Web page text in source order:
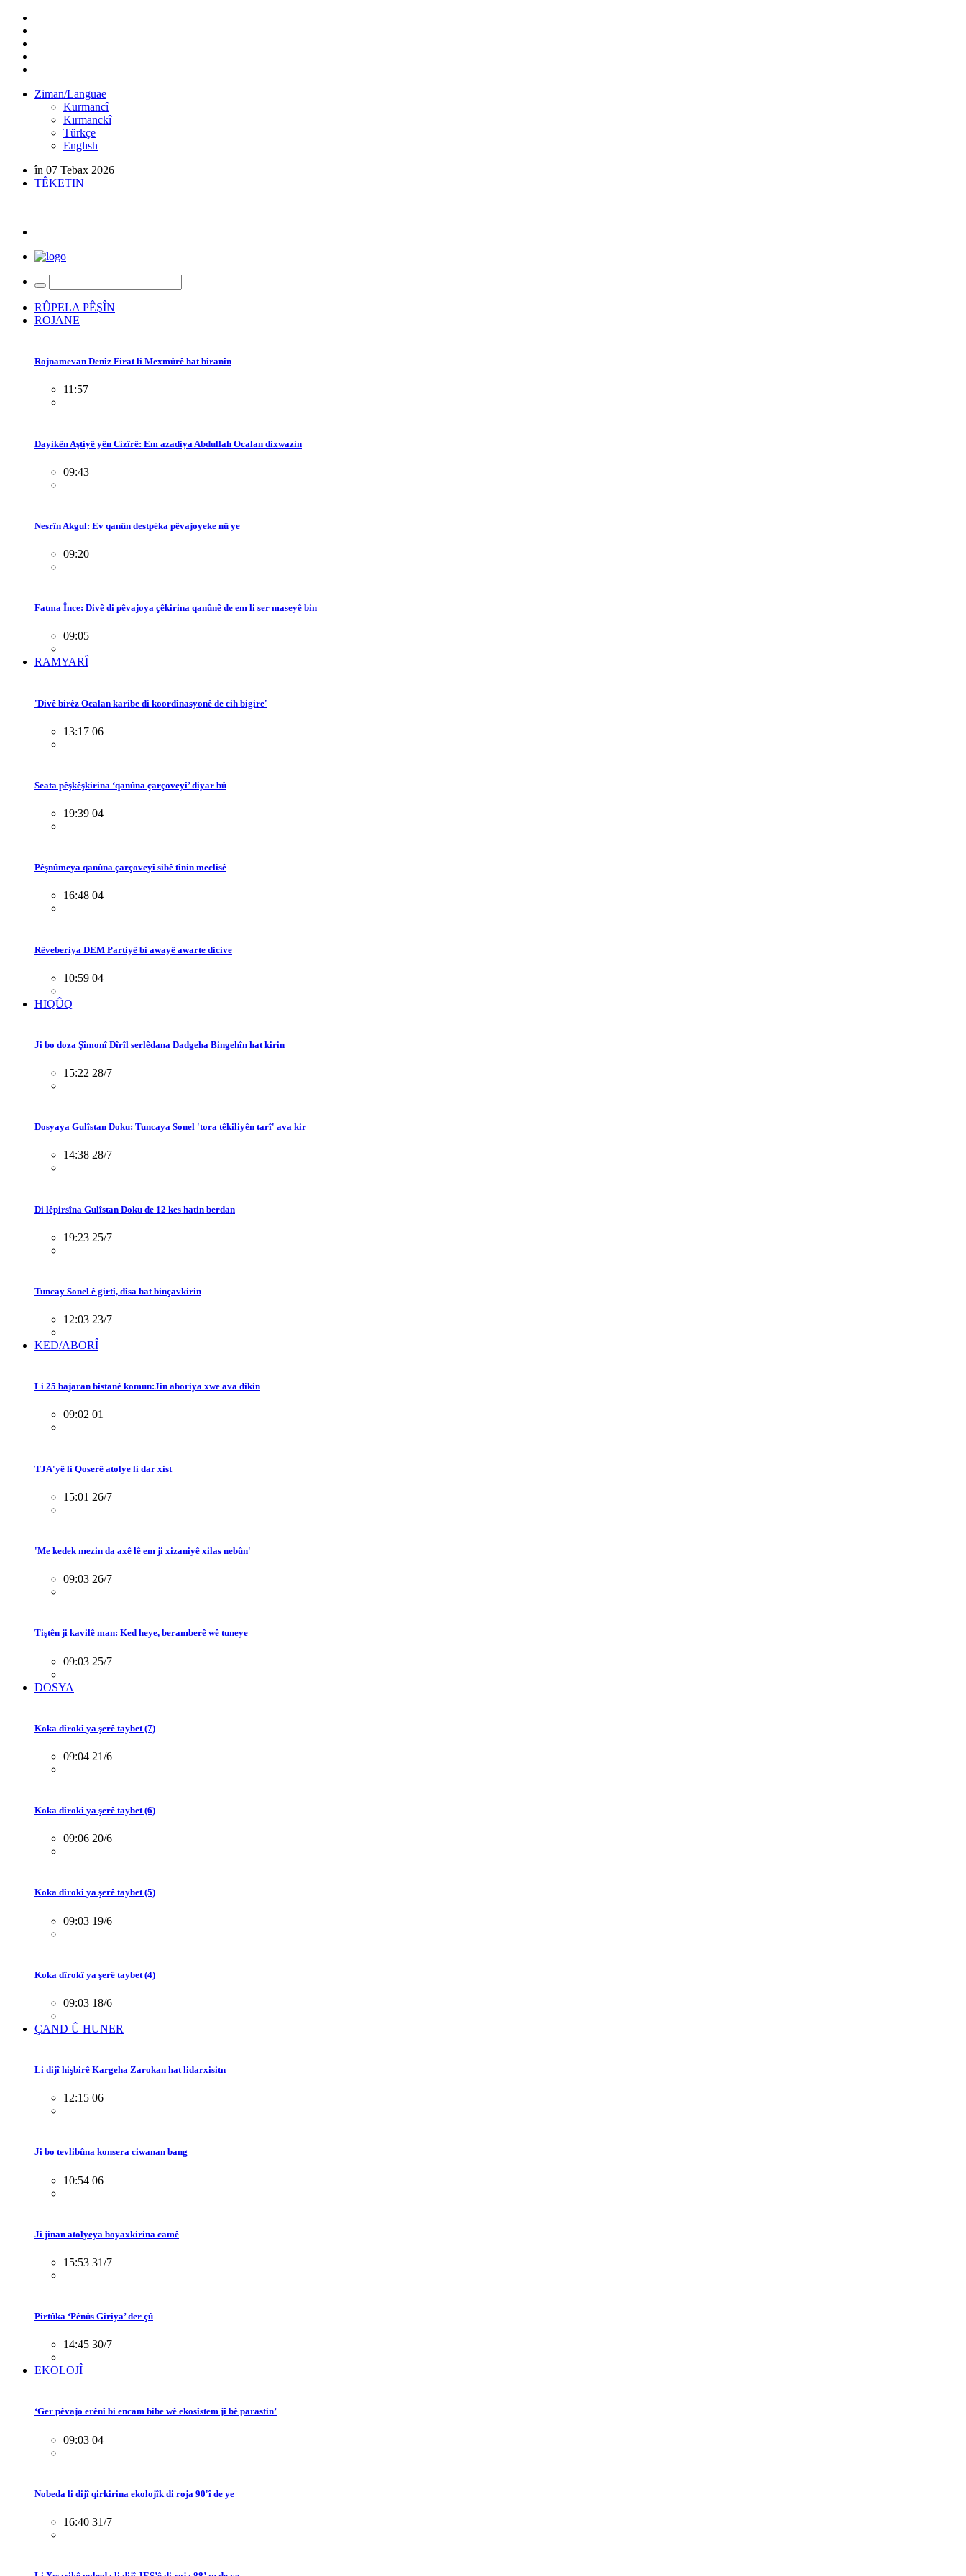
Ziman/Languae
Kurmancî
Kırmanckî
Türkçe
Englısh
în 07 Tebax 2026
TÊKETIN
RÛPELA PÊŞÎN
ROJANE
Rojnamevan Denîz Firat li Mexmûrê hat bîranîn
11:57
Dayikên Aştiyê yên Cizîrê: Em azadiya Abdullah Ocalan dixwazin
09:43
Nesrîn Akgul: Ev qanûn destpêka pêvajoyeke nû ye
09:20
Fatma Înce: Divê di pêvajoya çêkirina qanûnê de em li ser maseyê bin
09:05
RAMYARÎ
'Divê birêz Ocalan karibe di koordînasyonê de cih bigire'
13:17 06
Seata pêşkêşkirina ‘qanûna çarçoveyî’ diyar bû
19:39 04
Pêşnûmeya qanûna çarçoveyî sibê tînin meclisê
16:48 04
Rêveberiya DEM Partiyê bi awayê awarte dicive
10:59 04
HIQÛQ
Ji bo doza Şîmonî Dîrîl serlêdana Dadgeha Bingehîn hat kirin
15:22 28/7
Dosyaya Gulîstan Doku: Tuncaya Sonel 'tora têkiliyên tarî' ava kir
14:38 28/7
Di lêpirsîna Gulîstan Doku de 12 kes hatin berdan
19:23 25/7
Tuncay Sonel ê girtî, dîsa hat binçavkirin
12:03 23/7
KED/ABORÎ
Li 25 bajaran bîstanê komun:Jin aboriya xwe ava dikin
09:02 01
TJA'yê li Qoserê atolye li dar xist
15:01 26/7
'Me kedek mezin da axê lê em ji xizaniyê xilas nebûn'
09:03 26/7
Tiştên ji kavilê man: Ked heye, beramberê wê tuneye
09:03 25/7
DOSYA
Koka dîrokî ya şerê taybet (7)
09:04 21/6
Koka dîrokî ya şerê taybet (6)
09:06 20/6
Koka dîrokî ya şerê taybet (5)
09:03 19/6
Koka dîrokî ya şerê taybet (4)
09:03 18/6
ÇAND Û HUNER
Li dijî hişbirê Kargeha Zarokan hat lidarxisitn
12:15 06
Ji bo tevlibûna konsera ciwanan bang
10:54 06
Ji jinan atolyeya boyaxkirina camê
15:53 31/7
Pirtûka ‘Pênûs Giriya’ der çû
14:45 30/7
EKOLOJÎ
‘Ger pêvajo erênî bi encam bibe wê ekosîstem jî bê parastin’
09:03 04
Nobeda li dijî qirkirina ekolojîk di roja 90'î de ye
16:40 31/7